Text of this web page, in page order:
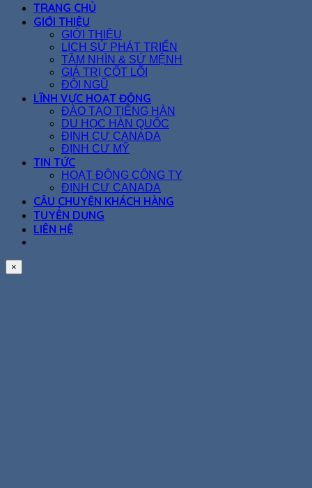
TRANG CHỦ
GIỚI THIỆU
GIỚI THIỆU
LỊCH SỬ PHÁT TRIỂN
TẦM NHÌN & SỨ MỆNH
GIÁ TRỊ CỐT LÕI
ĐỘI NGŨ
LĨNH VỰC HOẠT ĐỘNG
ĐÀO TẠO TIẾNG HÀN
DU HỌC HÀN QUỐC
ĐỊNH CƯ CANADA
ĐỊNH CƯ MỸ
TIN TỨC
HOẠT ĐỘNG CÔNG TY
ĐỊNH CƯ CANADA
CÂU CHUYỆN KHÁCH HÀNG
TUYỂN DỤNG
LIÊN HỆ
×